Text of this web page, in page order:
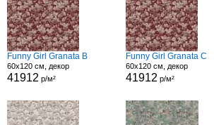
Funny Girl Granata B
60x120 см, декор
41912 р/м²
Funny Girl Granata C
60x120 см, декор
41912 р/м²